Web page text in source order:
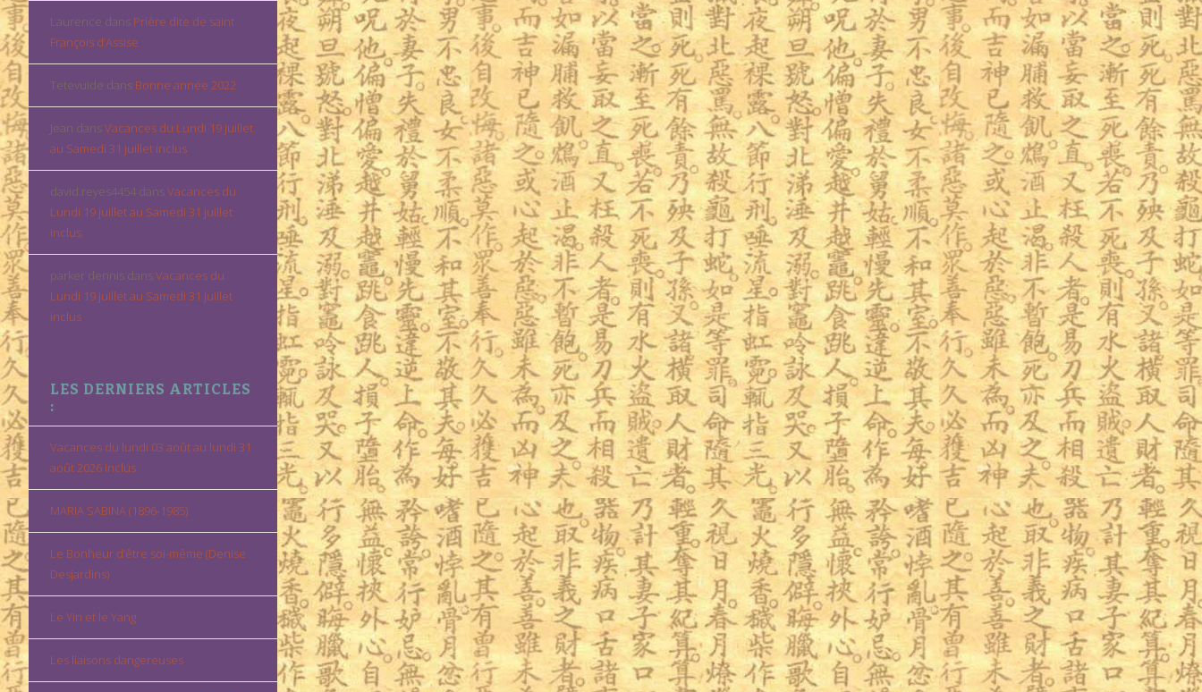
Laurence dans Prière dite de saint
François d’Assise
Tetevuide dans Bonne année 2022
Jean dansVacances du Lundi 19 juillet
au Samedi 31 juillet inclus
david.reyes4454 dansVacances du
Lundi 19 juillet au Samedi 31 juillet
inclus
parker dennis dansVacances du
Lundi 19 juillet au Samedi 31 juillet
inclus
LES DERNIERS ARTICLES
:
Vacances du lundi 03 août au lundi 31
août 2026 inclus
MARIA SABINA (1896-1985)
Le Bonheur d’être soi-même (Denise
Desjardins)
Le Yin et le Yang
Les liaisons dangereuses